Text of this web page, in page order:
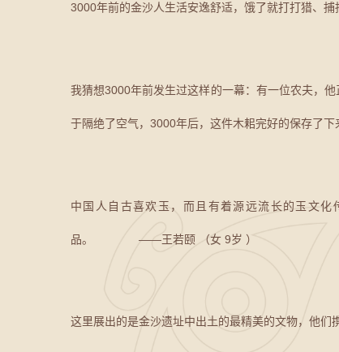
3000年前的金沙人生活安逸舒适，饿了就打打猎
我猜想3000年前发生过这样的一幕：有一位农夫，
于隔绝了空气，3000年后，这件木耜完好的
中国人自古喜欢玉，而且有着源远流长的玉文
品。 ——王若颐 （女 9岁 ）
这里展出的是金沙遗址中出土的最精美的文物，他